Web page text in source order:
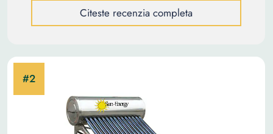
Citeste recenzia completa